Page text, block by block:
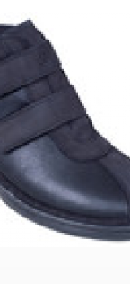
Paul